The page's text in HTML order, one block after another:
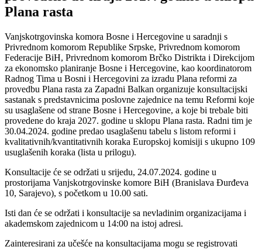
Plana rasta
Vanjskotrgovinska komora Bosne i Hercegovine u saradnji s
Privrednom komorom Republike Srpske, Privrednom komorom
Federacije BiH, Privrednom komorom Brčko Distrikta i Direkcijom
za ekonomsko planiranje Bosne i Hercegovine, kao koordinatorom
Radnog Tima u Bosni i Hercegovini za izradu Plana reformi za
provedbu Plana rasta za Zapadni Balkan organizuje konsultacijski
sastanak s predstavnicima poslovne zajednice na temu Reformi koje
su usaglašene od strane Bosne i Hercegovine, a koje bi trebale biti
provedene do kraja 2027. godine u sklopu Plana rasta. Radni tim je
30.04.2024. godine predao usaglašenu tabelu s listom reformi i
kvalitativnih/kvantitativnih koraka Europskoj komisiji s ukupno 109
usuglašenih koraka (lista u prilogu).
Konsultacije će se održati u srijedu, 24.07.2024. godine u
prostorijama Vanjskotrgovinske komore BiH (Branislava Đurđeva
10, Sarajevo), s početkom u 10.00 sati.
Isti dan će se održati i konsultacije sa nevladinim organizacijama i
akademskom zajednicom u 14:00 na istoj adresi.
Zainteresirani za učešće na konsultacijama mogu se registrovati